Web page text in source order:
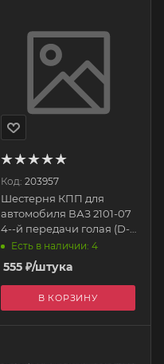
Код: 203957
Шестерня КПП для
автомобиля ВАЗ 2101-07
4--й передачи голая (D-
40) 2101-1701179-40
Тольятти
Есть в наличии: 4
555₽/штука
В КОРЗИНУ